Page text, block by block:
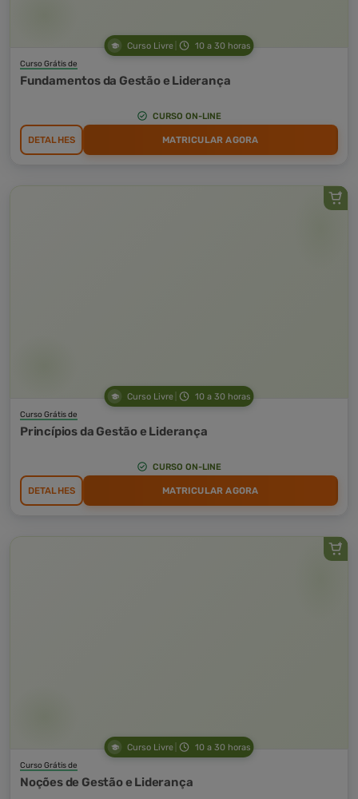
Curso Livre 10 a 30 horas
Curso Grátis de
Fundamentos da Gestão e Liderança
CURSO ON-LINE
DETALHES MATRICULAR AGORA
Curso Livre 10 a 30 horas
Curso Grátis de
Princípios da Gestão e Liderança
CURSO ON-LINE
DETALHES MATRICULAR AGORA
Curso Livre 10 a 30 horas
Curso Grátis de
Noções de Gestão e Liderança